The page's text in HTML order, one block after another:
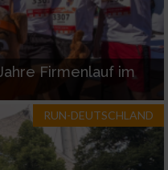
Firmenlauf im
RUN-DEUTSCHLAND